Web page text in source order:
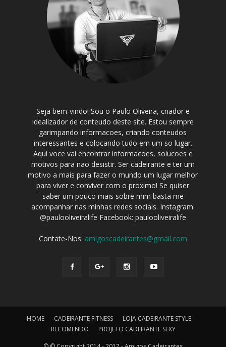
Seja bem-vindo! Sou o Paulo Oliveira, criador e
idealizador de conteudo deste site. Estou sempre
garimpando informacoes, criando conteudos
interessantes e colocando tudo em um so lugar.
Aqui voce vai encontrar informacoes, solucoes e
motivos para nao desistir. Ser cadeirante e ter um
motivo a mais para fazer o mundo um lugar melhor
para viver e conviver com o proximo! Se quiser
saber um pouco mais sobre mim basta me
acompanhar nas minhas redes sociais. Instagram:
@paulooliveiralife Facebook: paulooliveiralife
Contate-Nos: amigoscadeirantes@gmail.com
HOME CADEIRANTE FITNESS
LOJA CADEIRANTE STYLE
RECOMENDO
PROJETO CADEIRANTE SEXY